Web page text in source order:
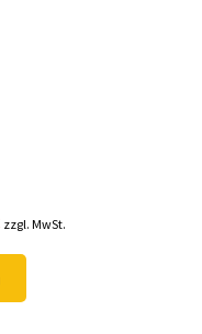
Aktueller
ist:
78,97 €.
zzgl. MwSt.